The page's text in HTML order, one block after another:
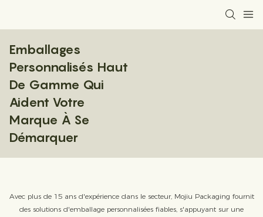
Emballages
Personnalisés Haut
De Gamme Qui
Aident Votre
Marque À Se
Démarquer
Avec plus de 15 ans d'expérience dans le secteur, Mojiu Packaging fournit
des solutions d'emballage personnalisées fiables, s'appuyant sur une